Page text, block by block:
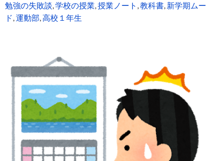
勉強の失敗談,学校の授業,授業ノート ,教科書, 新学期ムー
ド,運動部,高校１年生